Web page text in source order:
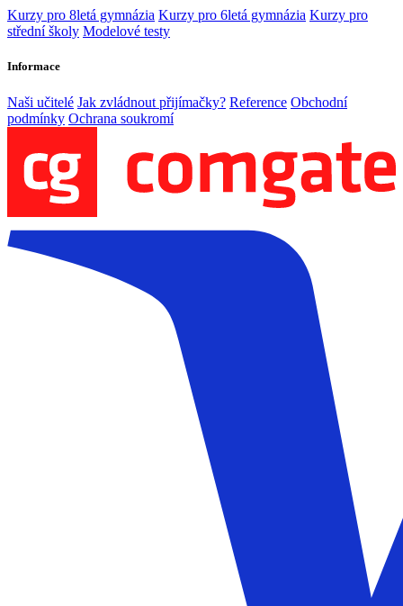
Kurzy pro 8letá gymnázia Kurzy pro 6letá gymnázia Kurzy pro
střední školy Modelové testy
Informace
Naši učitelé Jak zvládnout přijímačky? Reference Obchodní
podmínky Ochrana soukromí